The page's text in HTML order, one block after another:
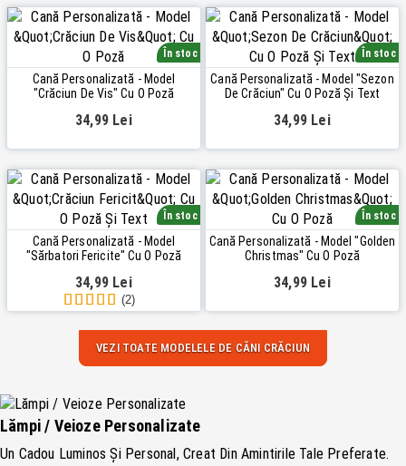
În stoc
Cană Personalizată - Model
"Crăciun De Vis" Cu O Poză
34,99 Lei
În stoc
Cană Personalizată - Model "Sezon
De Crăciun" Cu O Poză Și Text
34,99 Lei
În stoc
Cană Personalizată - Model
"Sărbatori Fericite" Cu O Poză
34,99 Lei
(2)
În stoc
Cană Personalizată - Model "Golden
Christmas" Cu O Poză
34,99 Lei
VEZI TOATE MODELELE DE CĂNI CRĂCIUN
Lămpi / Veioze Personalizate
Un Cadou Luminos Și Personal, Creat Din Amintirile Tale Preferate.